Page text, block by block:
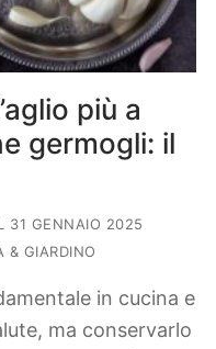
più a
germogli: il
31 GENNAIO 2025
& GIARDINO
in cucina e
ma conservarlo